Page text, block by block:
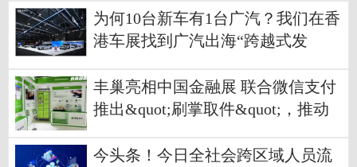
为何10台新车有1台广汽？我们在香
港车展找到广汽出海“跨越式发
丰巢亮相中国金融展 联合微信支付
推出&quot;刷掌取件&quot;，推动
今头条！今日全社会跨区域人员流